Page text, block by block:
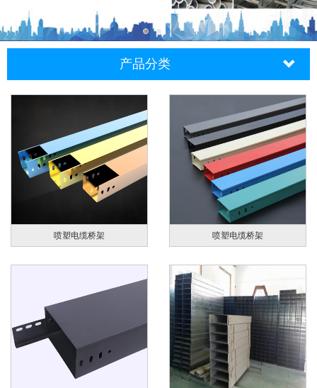
人才招聘
联系我们
产品分类
喷塑电缆桥架 喷塑电缆桥架